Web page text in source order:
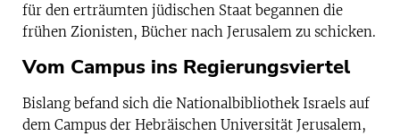
für den erträumten jüdischen Staat begannen die
frühen Zionisten, Bücher nach Jerusalem zu schicken.
Vom Campus ins Regierungsviertel
Bislang befand sich die Nationalbibliothek Israels auf
dem Campus der Hebräischen Universität Jerusalem,